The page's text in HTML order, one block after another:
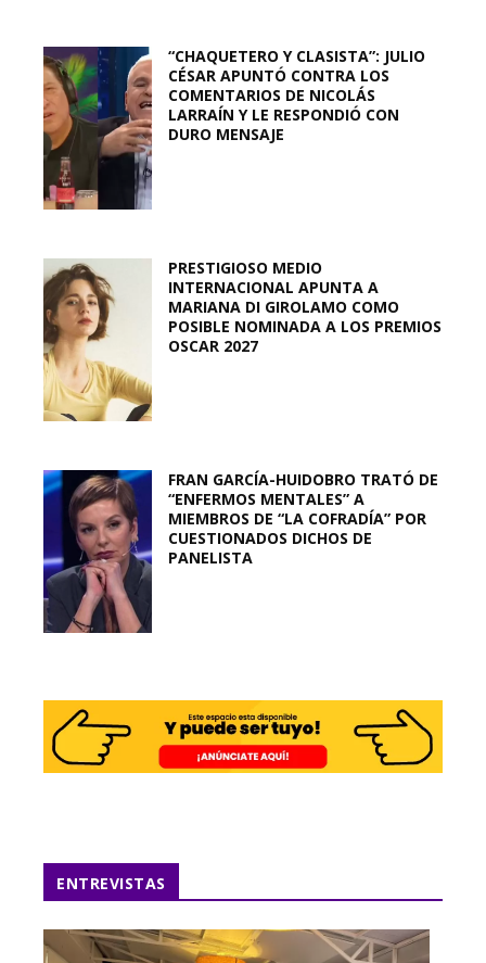
“CHAQUETERO Y CLASISTA”: JULIO
CÉSAR APUNTÓ CONTRA LOS
COMENTARIOS DE NICOLÁS
LARRAÍN Y LE RESPONDIÓ CON
DURO MENSAJE
PRESTIGIOSO MEDIO
INTERNACIONAL APUNTA A
MARIANA DI GIROLAMO COMO
POSIBLE NOMINADA A LOS PREMIOS
OSCAR 2027
FRAN GARCÍA-HUIDOBRO TRATÓ DE
“ENFERMOS MENTALES” A
MIEMBROS DE “LA COFRADÍA” POR
CUESTIONADOS DICHOS DE
PANELISTA
ENTREVISTAS